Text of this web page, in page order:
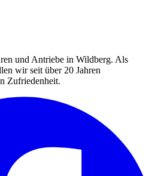
und Antriebe in Wildberg. Als
wir seit über 20 Jahren
Zufriedenheit.